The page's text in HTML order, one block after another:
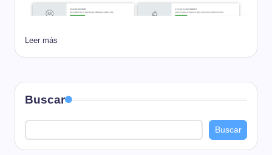
Leer más
Buscar
Buscar